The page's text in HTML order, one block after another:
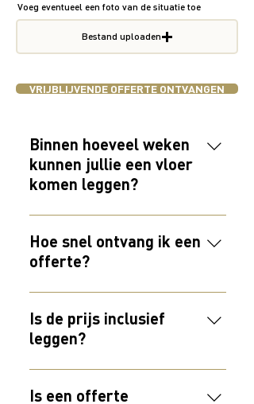
Voeg eventueel een foto van de situatie toe
Bestand uploaden
VRIJBLIJVENDE OFFERTE ONTVANGEN
Binnen hoeveel weken
kunnen jullie een vloer
komen leggen?
Binnen 4-8 weken kunnen we bij
jou een vloer komen leggen. Altijd
afhankelijk van je wens en in
Hoe snel ontvang ik een
offerte?
We streven ernaar om op
werkdagen binnen 24 uur een
offerte uit te brengen.
Is de prijs inclusief
leggen?
We hebben een eigen legteam.
Daarom kunnen we onze prijzen
Is een offerte